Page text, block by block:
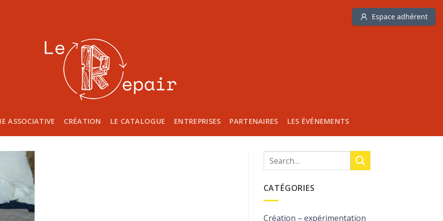
Espace adhérent
ASSOCIATIVE CRÉATION LE CATALOGUE ENTREPRISES PARTENAIRES LES ÉVÉNEMENTS
CATÉGORIES
Création – expérimentation